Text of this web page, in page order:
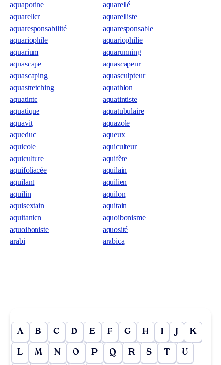
aquaporine
aquarellé
aquareller
aquarelliste
aquaresponsabilité
aquaresponsable
aquariophile
aquariophilie
aquarium
aquarunning
aquascape
aquascapeur
aquascaping
aquasculpteur
aquastretching
aquathlon
aquatinte
aquatintiste
aquatique
aquatubulaire
aquavit
aquazole
aqueduc
aqueux
aquicole
aquiculteur
aquiculture
aquifère
aquifoliacée
aquilain
aquilant
aquilien
aquilin
aquilon
aquisextain
aquitain
aquitanien
aquoibonisme
aquoiboniste
aquosité
arabi
arabica
A B C D E F G H I J K
L M N O P Q R S T U